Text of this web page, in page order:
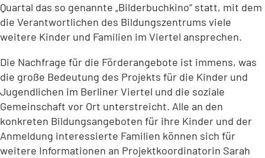
Quartal das so genannte „Bilderbuchkino“ statt, mit dem
die Verantwortlichen des Bildungszentrums viele
weitere Kinder und Familien im Viertel ansprechen.
Die Nachfrage für die Förderangebote ist immens, was
die große Bedeutung des Projekts für die Kinder und
Jugendlichen im Berliner Viertel und die soziale
Gemeinschaft vor Ort unterstreicht. Alle an den
konkreten Bildungsangeboten für ihre Kinder und der
Anmeldung interessierte Familien können sich für
weitere Informationen an Projektkoordinatorin Sarah